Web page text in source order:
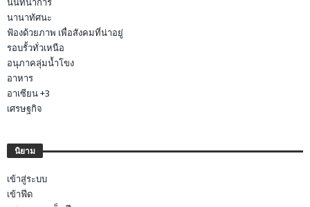
นันทนาการ
นานาทัศนะ
ฟ้องด้วยภาพ เพื่อสังคมที่น่าอยู่
รอบรั้วทั่วเหนือ
อนุภาคลุ่มน้ำโขง
อาหาร
อาเซียน +3
เศรษฐกิจ
นิยาม
เข้าสู่ระบบ
เข้าฟีด